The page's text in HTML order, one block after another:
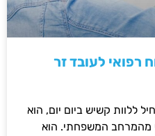
רפואי לעובד זר
ללוות קשיש ביום יום, הוא
מהמרחב המשפחתי. הוא